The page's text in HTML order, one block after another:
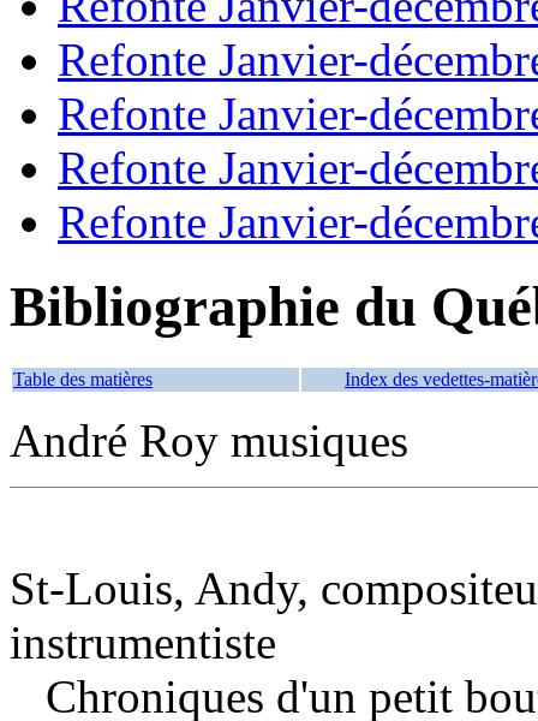
Refonte Janvier-
Refonte Janvier-
Refonte Janvier-
Refonte Janvier-
Bibliographie du
Table des matières Index des vedettes-
André Roy musiques
St-Louis, Andy,
instrumentiste
Chroniques d'un petit